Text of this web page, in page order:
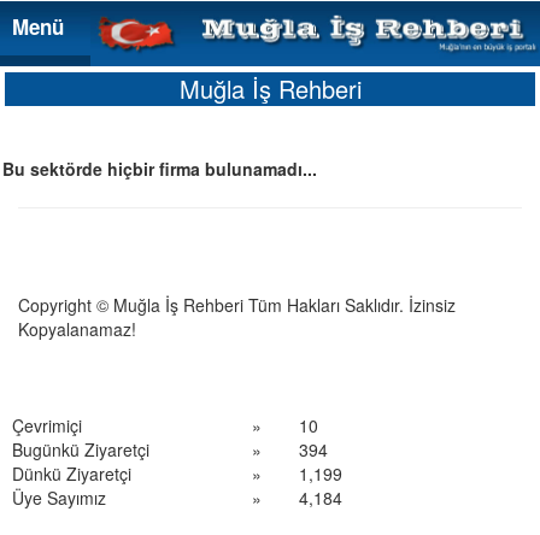
Menü
Menü
Muğla İş Rehberi
Bu sektörde hiçbir firma bulunamadı...
Copyright © Muğla İş Rehberi Tüm Hakları Saklıdır. İzinsiz
Kopyalanamaz!
Çevrimiçi »
10
Bugünkü Ziyaretçi
»
394
Dünkü Ziyaretçi
»
1,199
Üye Sayımız
» 4,184